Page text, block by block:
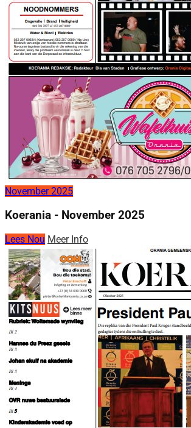
November 2025
Koerania - November 2025
Lees Nou Meer Info